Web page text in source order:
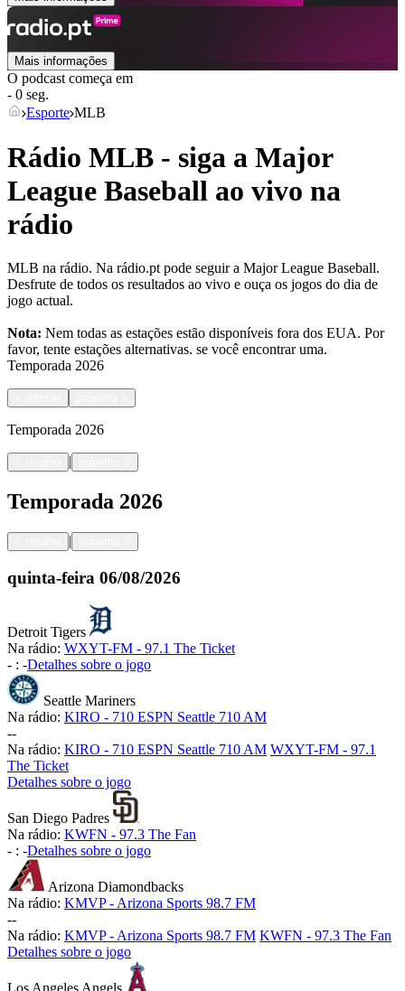
Mais informações
O podcast começa em
- 0 seg.
Esporte MLB
Rádio MLB - siga a Major
League Baseball ao vivo na
rádio
MLB na rádio. Na rádio.pt pode seguir a Major League Baseball.
Desfrute de todos os resultados ao vivo e ouça os jogos do dia de
jogo actual.
Nota: Nem todas as estações estão disponíveis fora dos EUA. Por
favor, tente estações alternativas. se você encontrar uma.
Temporada 2026
Temporada 2026
|
Temporada 2026
|
quinta-feira 06/08/2026
Detroit Tigers
Na rádio: WXYT-FM - 97.1 The Ticket
- : -Detalhes sobre o jogo
Seattle Mariners
Na rádio: KIRO - 710 ESPN Seattle 710 AM
--
Na rádio: KIRO - 710 ESPN Seattle 710 AM WXYT-FM - 97.1
The Ticket
Detalhes sobre o jogo
San Diego Padres
Na rádio: KWFN - 97.3 The Fan
- : -Detalhes sobre o jogo
Arizona Diamondbacks
Na rádio: KMVP - Arizona Sports 98.7 FM
--
Na rádio: KMVP - Arizona Sports 98.7 FM KWFN - 97.3 The Fan
Detalhes sobre o jogo